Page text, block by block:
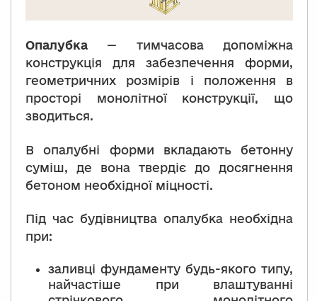
Опалубка — тимчасова допоміжна
конструкція для забезпечення форми,
геометричних розмірів і положення в
просторі монолітної конструкції, що
зводиться.
В опалубні форми вкладають бетонну
суміш, де вона твердіє до досягнення
бетоном необхідної міцності.
Під час будівництва опалубка необхідна
при:
заливці фундаменту будь-якого типу,
найчастіше при влаштуванні